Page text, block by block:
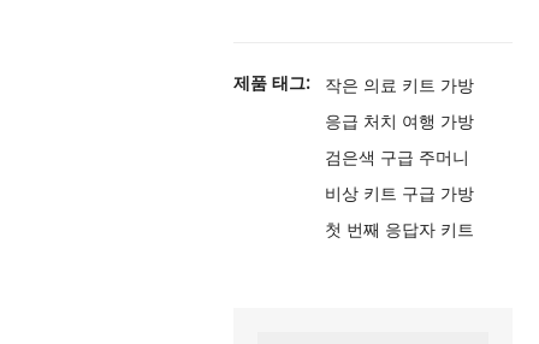
제품 태그:
작은 의료 키트 가방
응급 처치 여행 가방
검은색 구급 주머니
비상 키트 구급 가방
첫 번째 응답자 키트